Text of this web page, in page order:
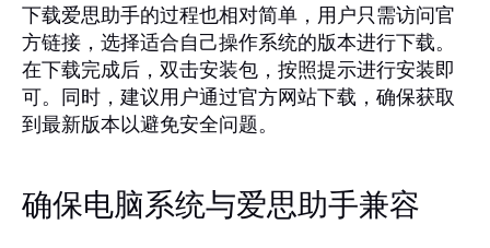
下载爱思助手的过程也相对简单，用户只需访问官
方链接，选择适合自己操作系统的版本进行下载。
在下载完成后，双击安装包，按照提示进行安装即
可。同时，建议用户通过官方网站下载，确保获取
到最新版本以避免安全问题。
确保电脑系统与爱思助手兼容